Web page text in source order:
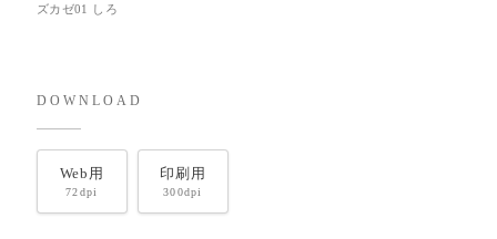
ズカゼ01 しろ
DOWNLOAD
Web用
72dpi
印刷用
300dpi